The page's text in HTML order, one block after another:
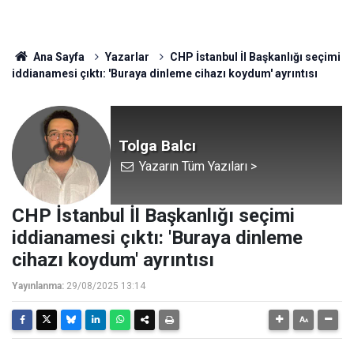
Ana Sayfa Yazarlar
CHP İstanbul İl Başkanlığı seçimi
iddianamesi çıktı: 'Buraya dinleme cihazı koydum' ayrıntısı
Tolga Balcı
Yazarın Tüm Yazıları >
CHP İstanbul İl Başkanlığı seçimi
iddianamesi çıktı: 'Buraya dinleme
cihazı koydum' ayrıntısı
Yayınlanma: 29/08/2025 13:14